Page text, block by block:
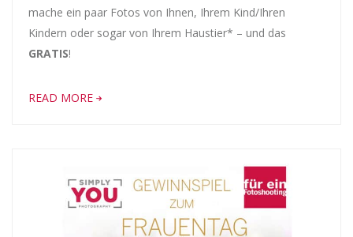
mache ein paar Fotos von Ihnen, Ihrem Kind/Ihren
Kindern oder sogar von Ihrem Haustier* – und das
GRATIS!
READ MORE